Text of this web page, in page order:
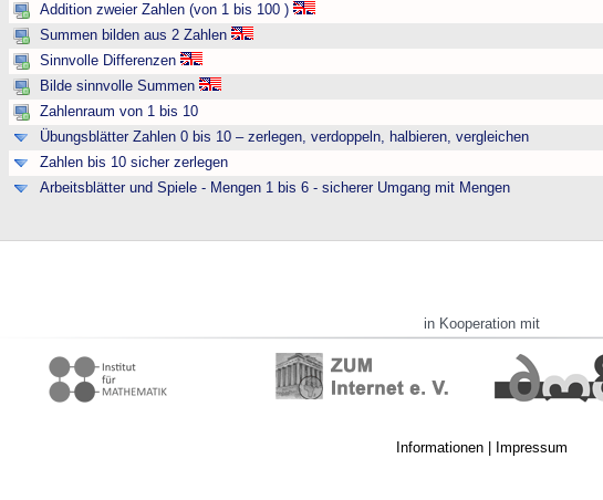
Addition zweier Zahlen (von 1 bis 100 )
Summen bilden aus 2 Zahlen
Sinnvolle Differenzen
Bilde sinnvolle Summen
Zahlenraum von 1 bis 10
Übungsblätter Zahlen 0 bis 10 – zerlegen, verdoppeln, halbieren, vergleichen
Zahlen bis 10 sicher zerlegen
Arbeitsblätter und Spiele - Mengen 1 bis 6 - sicherer Umgang mit Mengen
in Kooperation mit
Informationen| Impressum